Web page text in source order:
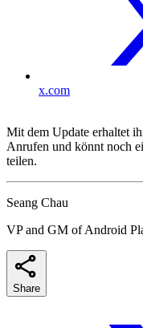
x.com
Mit dem Update erhaltet
Anrufen und könnt noch
teilen.
Seang Chau
VP and GM of Android
Share